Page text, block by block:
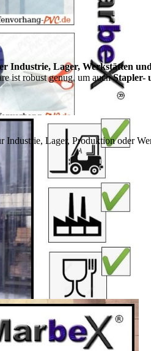
Industrie, Lager, Werkstätten
ist robust genug, um auchStapler-
Lager, Produktion oder